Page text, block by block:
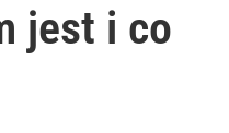
jest i co